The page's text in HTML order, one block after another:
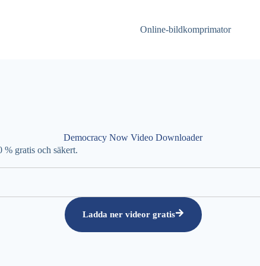
Online-bildkomprimator
Democracy Now Video Downloader
gratis och säkert.
Ladda ner videor gratis